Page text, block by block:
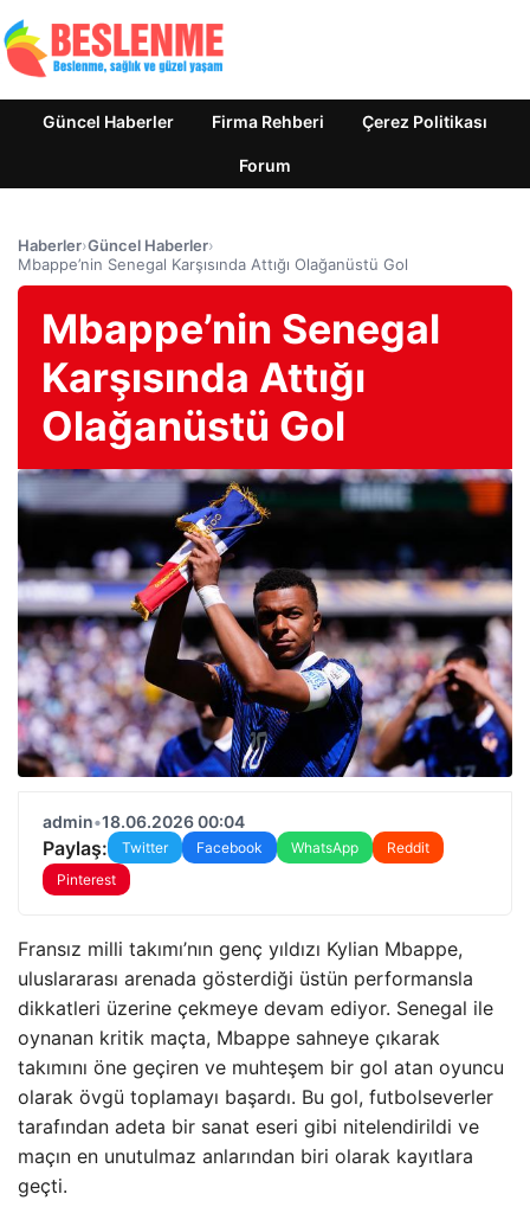
Güncel Haberler Firma Rehberi Çerez Politikası
Forum
Haberler›Güncel Haberler›
Mbappe’nin Senegal Karşısında Attığı Olağanüstü Gol
Mbappe’nin Senegal
Karşısında Attığı
Olağanüstü Gol
admin•18.06.2026 00:04
Paylaş: Twitter Facebook WhatsApp
Reddit
Pinterest
Fransız milli takımı’nın genç yıldızı Kylian Mbappe,
uluslararası arenada gösterdiği üstün performansla
dikkatleri üzerine çekmeye devam ediyor. Senegal ile
oynanan kritik maçta, Mbappe sahneye çıkarak
takımını öne geçiren ve muhteşem bir gol atan oyuncu
olarak övgü toplamayı başardı. Bu gol, futbolseverler
tarafından adeta bir sanat eseri gibi nitelendirildi ve
maçın en unutulmaz anlarından biri olarak kayıtlara
geçti.